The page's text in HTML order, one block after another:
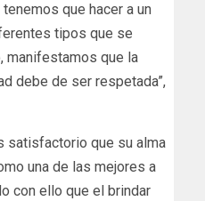
que hacer a un
tipos que se
manifestamos que la
debe de ser respetada”,
satisfactorio que su alma
una de las mejores a
con ello que el brindar